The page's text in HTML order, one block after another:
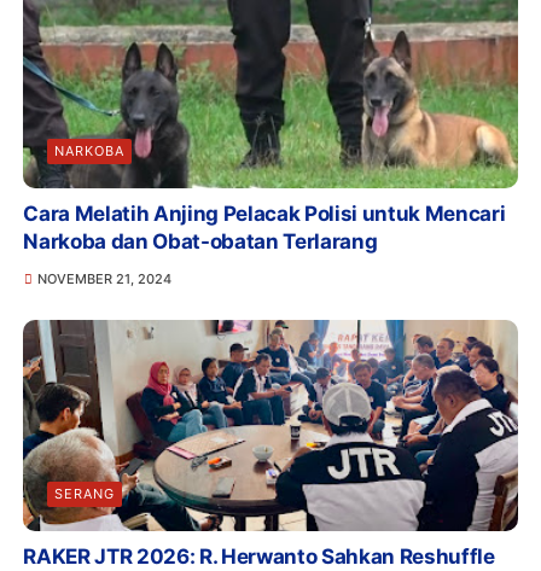
NARKOBA
Cara Melatih Anjing Pelacak Polisi untuk Mencari
Narkoba dan Obat-obatan Terlarang
NOVEMBER 21, 2024
SERANG
RAKER JTR 2026: R. Herwanto Sahkan Reshuffle